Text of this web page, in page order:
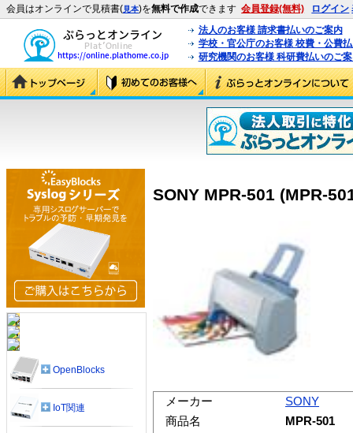
会員はオンラインで見積書(見本)を無料で作成できます 会員登録(無料) ログイン
法人のお客様 請求書払いのご案内
学校・官公庁のお客様 校費・公費
研究機関のお客様 科研費払いのご
SONY MPR-501 (MPR-
メーカー
SONY
商品名
MPR-501
OpenBlocks
IoT関連